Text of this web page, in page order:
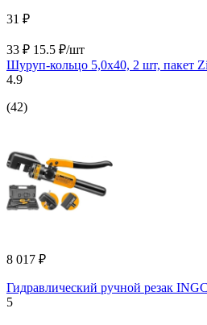
31 ₽
33 ₽ 15.5 ₽/шт
Шуруп-кольцо 5,0x40, 2 шт, пакет
4.9
(42)
8 017 ₽
Гидравлический ручной резак
5